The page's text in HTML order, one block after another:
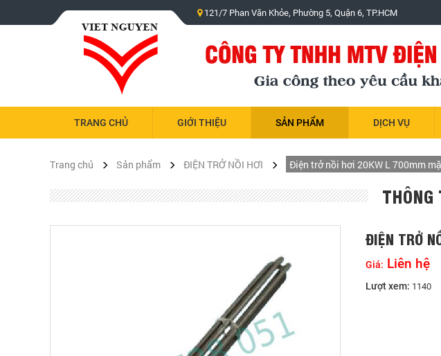
121/7 Phan Văn Khỏe, Phường 5, Quận 6, TP.HCM
TRANG CHỦ GIỚI THIỆU SẢN PHẨM DỊCH VỤ
Trang chủ Sản phẩm ĐIỆN TRỞ NỒI HƠI Điện trở nồi hơi 20KW L 700mm
ĐIỆN TRỞ
Giá: Liên hệ
Lượt xem: 1140